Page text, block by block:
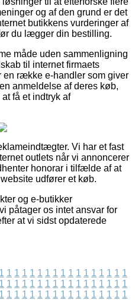
og af den grund er det
butikkens vurderinger af
du lægger din bestilling.
måde uden sammenligning
til internet firmaets
række e-handler som giver
anmeldelse af deres køb,
få et indtryk af
Vi har et fast
outlets når vi annoncerer
honorar i tilfælde af at
udfører et køb.
og e-butikker
påtager os intet ansvar for
at vi sidst opdaterede
1 1 1 1 1 1 1 1 1 1 1 1 1 1 1 1 1
1 1 1 1 1 1 1 1 1 1 1 1 1 1 1 1 1
1 1 1 1 1 1 1 1 1 1 1 1 1 1 1 1 1